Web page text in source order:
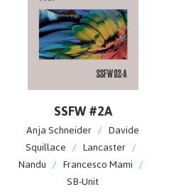
SSFW #2A
Anja Schneider / Davide
Squillace / Lancaster /
Nandu / Francesco Mami /
SB-Unit